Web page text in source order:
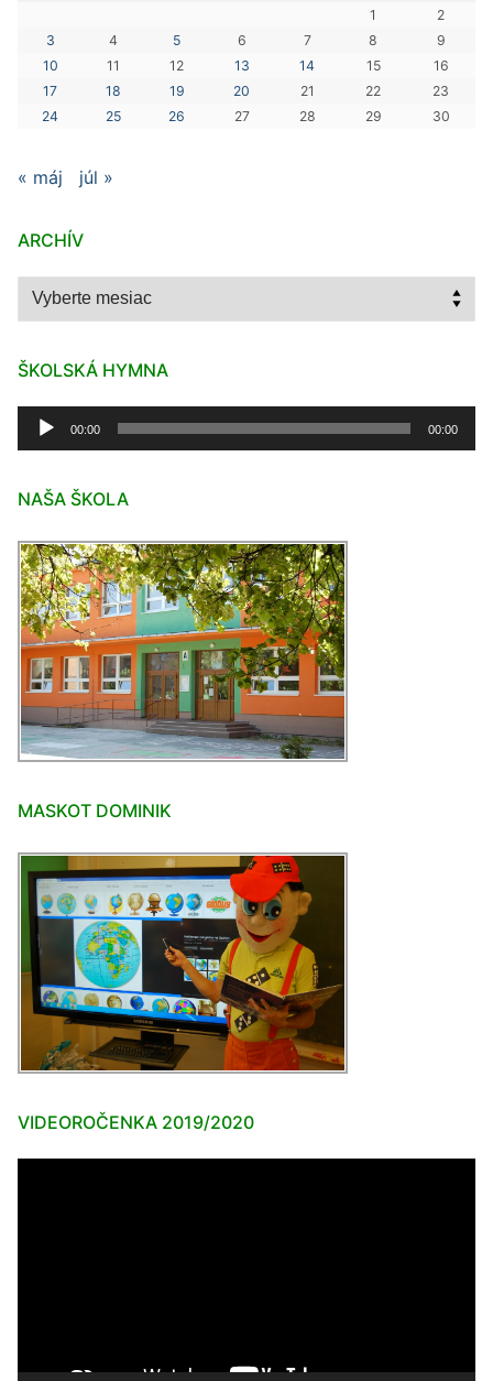
1
2
3
4 5 6 7 8
9
10
11 12 13 14 15
16
17
18 19 20 21 22
23
24
25 26 27 28 29 30
« máj júl »
ARCHÍV
Archív
ŠKOLSKÁ HYMNA
Audio
prehrávač
00:00 00:00
NAŠA ŠKOLA
MASKOT DOMINIK
VIDEOROČENKA 2019/2020